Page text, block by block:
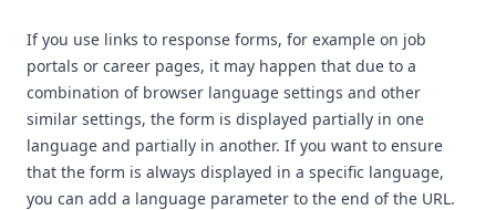
If you use links to response forms, for example on job
portals or career pages, it may happen that due to a
combination of browser language settings and other
similar settings, the form is displayed partially in one
language and partially in another. If you want to ensure
that the form is always displayed in a specific language,
you can add a language parameter to the end of the URL.